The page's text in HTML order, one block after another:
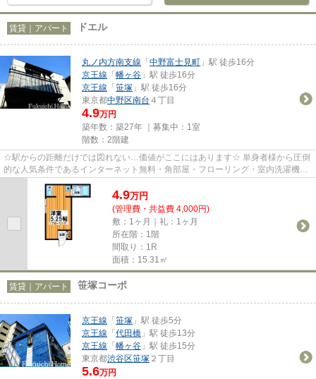
賃貸｜アパート ドエル
丸ノ内方南支線 「中野富士見町 」駅 徒歩16分
京王線 「幡ヶ谷 」駅 徒歩16分
京王線 「笹塚 」駅 徒歩16分
東京都中野区南台 ４丁目
4.9万円
築年数：築27年 ｜募集中： 1室
階数：2階建
☆駅からの距離だけでは図れない…価値がここにはあります☆ 単身者様から圧倒
的な人気条件であるインターネット無料・角部屋・フローリング・室内洗濯機置
き場をお値打ち価格で☆駅から少...
4.9万円
(管理費・共益費 4,000円)
敷：1ヶ月｜礼：1ヶ月
所在階：1階
間取り：1R
面積：15.31㎡
賃貸｜アパート 笹塚コーポ
京王線 「笹塚 」駅 徒歩5分
京王線 「代田橋 」駅 徒歩13分
京王線 「幡ヶ谷 」駅 徒歩15分
東京都渋谷区笹塚 ２丁目
5.6万円